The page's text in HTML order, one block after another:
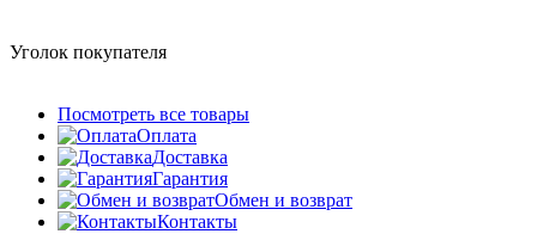
Уголок покупателя
Посмотреть все товары
Оплата
Доставка
Гарантия
Обмен и возврат
Контакты